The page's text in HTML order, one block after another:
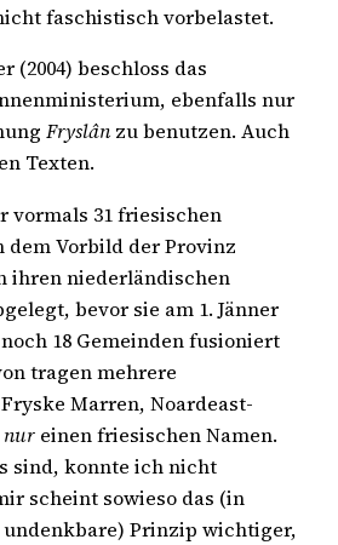
faschistisch vorbelastet.
(2004) beschloss das
ebenfalls nur
Fryslân zu benutzen. Auch
Texten.
vormals 31 friesischen
dem Vorbild der Provinz
ihren niederländischen
bevor sie am 1. Jänner
18 Gemeinden fusioniert
tragen mehrere
Marren, Noardeast-
nur einen friesischen Namen.
sind, konnte ich nicht
scheint sowieso das (in
Prinzip wichtiger,